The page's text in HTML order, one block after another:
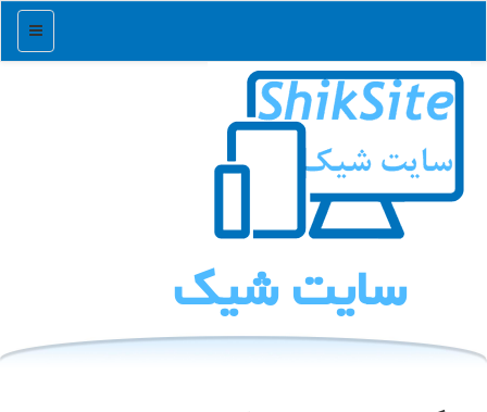
منو
سایت شیك